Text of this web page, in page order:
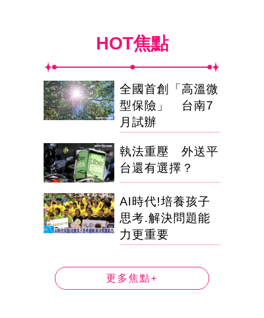
HOT焦點
全國首創「高溫微
型保險」 台南7
月試辦
執法重壓 外送平
台還有選擇？
AI時代!培養孩子
思考.解決問題能
力更重要
更多焦點+